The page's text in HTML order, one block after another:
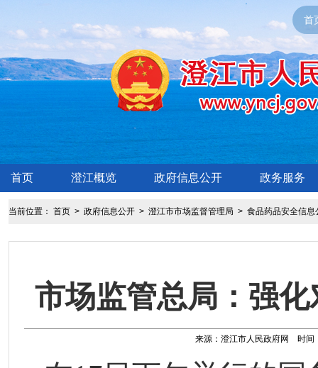
首
首页 澄江概览 政府信息公开 政务服务
当前位置： 首页> 政府信息公开> 澄江市市场监督管理局 > 食品药品安全信息
市场监管总局：强
来源：澄江市人民政府网 时间